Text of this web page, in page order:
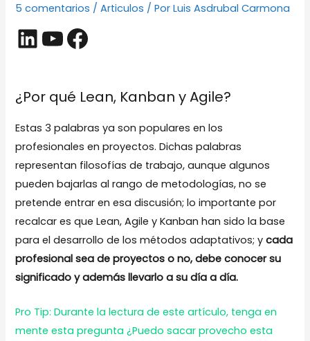
5 comentarios /Articulos / PorLuis Asdrubal Carmona
LinkedIn
YouTube
Facebook
¿Por qué Lean, Kanban y Agile?
Estas 3 palabras ya son populares en los
profesionales en proyectos. Dichas palabras
representan filosofías de trabajo, aunque algunos
pueden bajarlas al rango de metodologías, no se
pretende entrar en esa discusión; lo importante por
recalcar es que Lean, Agile y Kanban han sido la base
para el desarrollo de los métodos adaptativos; ycada
profesional sea de proyectos o no, debe conocer su
significado y además llevarlo a su día a día.
Pro Tip: Durante la lectura de este artículo, tenga en
mente esta pregunta ¿Puedo sacar provecho esta